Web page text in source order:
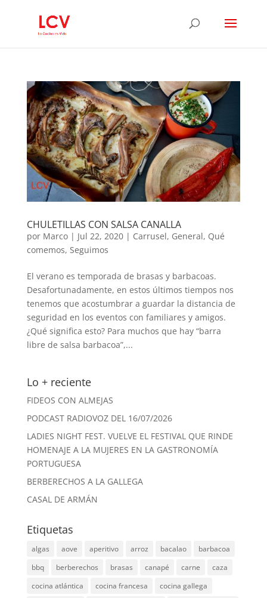
CHULETILLAS CON SALSA CANALLA
por Marco| Jul 22, 2020| Carrusel, General, Qué
comemos, Seguimos
El verano es temporada de brasas y barbacoas.
Desafortunadamente, en estos últimos tiempos nos
tenemos que acostumbrar a guardar la distancia de
seguridad en los eventos con familiares y amigos.
¿Qué significa esto? Para muchos que hay “barra
libre de salsa barbacoa”,...
Lo + reciente
FIDEOS CON ALMEJAS
PODCAST RADIOVOZ DEL 16/07/2026
LADIES NIGHT FEST. VUELVE EL FESTIVAL QUE RINDE
HOMENAJE A LA MUJERES EN LA GASTRONOMÍA
PORTUGUESA
BERBERECHOS A LA GALLEGA
CASAL DE ARMÁN
Etiquetas
algas aove aperitivo arroz bacalao
barbacoa
bbq
berberechos brasas canapé carne
caza
cocina atlántica
cocina francesa
cocina gallega